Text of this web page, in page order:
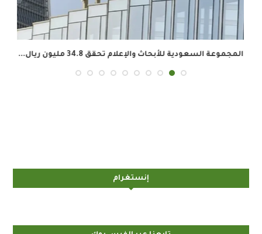
المجموعة السعودية للأبحاث والإعلام تحقق 34.8 مليون ريال...
إنستغرام